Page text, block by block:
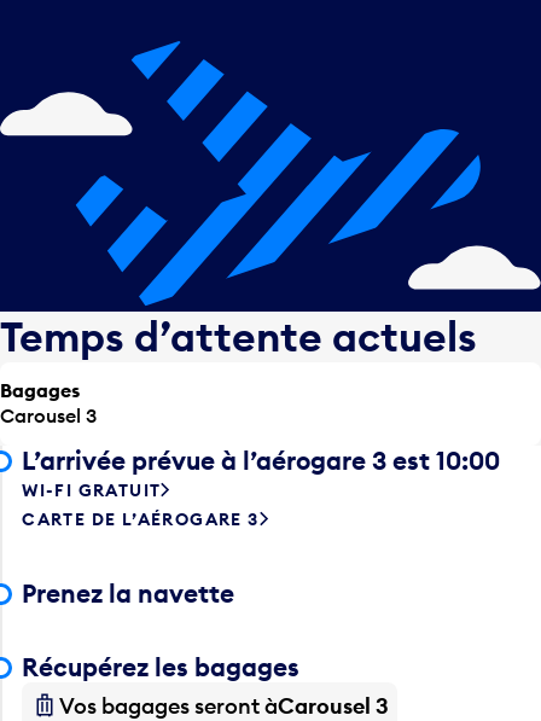
Temps d’attente actuels
Bagages
Carousel 3
L’arrivée prévue à l’aérogare 3 est 10:00
WI-FI GRATUIT
CARTE DE L’AÉROGARE 3
Prenez la navette
Récupérez les bagages
Vos bagages seront àCarousel 3